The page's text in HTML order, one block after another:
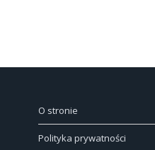
O stronie
Polityka prywatności